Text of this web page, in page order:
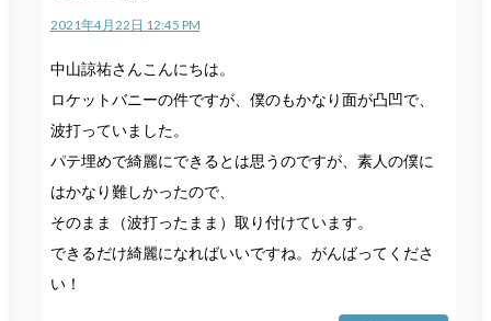
2021年4月22日 12:45 PM
中山諒祐さんこんにちは。
ロケットバニーの件ですが、僕のもかなり面が凸凹で、
波打っていました。
パテ埋めで綺麗にできるとは思うのですが、素人の僕に
はかなり難しかったので、
そのまま（波打ったまま）取り付けています。
できるだけ綺麗になればいいですね。がんばってくださ
い！